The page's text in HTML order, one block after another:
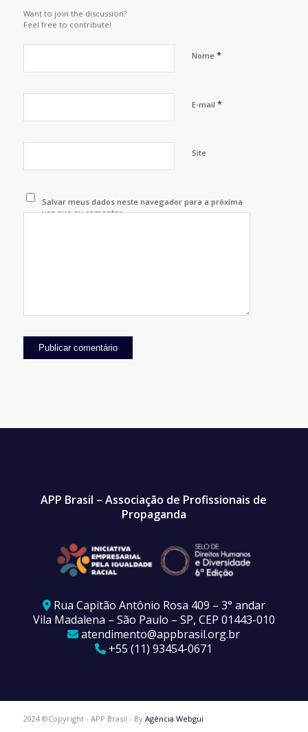
Want to join the discussion?
Feel free to contribute!
Nome *
E-mail *
Site
Salvar meus dados neste navegador para a próxima
vez que eu comentar.
APP Brasil – Associação de Profissionais de
Propaganda
Rua Capitão Antônio Rosa 409 – 3° andar
Vila Madalena – São Paulo – SP, CEP 01443-010
atendimento@appbrasil.org.br
+55 (11) 93454-0671
2024 ©Copyright - APP Brasil - By Agência Webgui